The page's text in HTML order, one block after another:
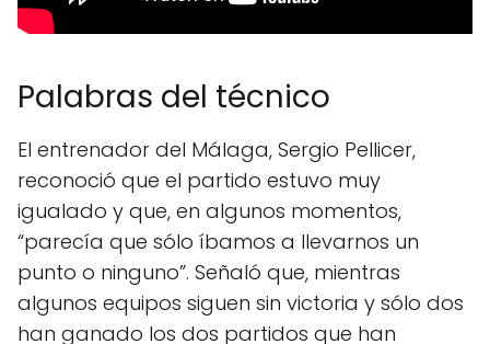
Palabras del técnico
El entrenador del Málaga, Sergio Pellicer,
reconoció que el partido estuvo muy
igualado y que, en algunos momentos,
“parecía que sólo íbamos a llevarnos un
punto o ninguno”. Señaló que, mientras
algunos equipos siguen sin victoria y sólo dos
han ganado los dos partidos que han